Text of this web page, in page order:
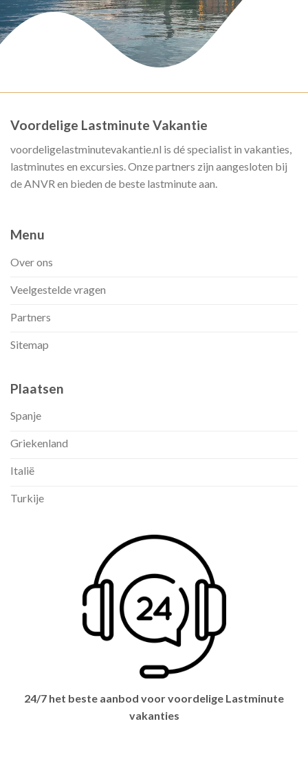
Voordelige Lastminute Vakantie
voordeligelastminutevakantie.nl is dé specialist in vakanties,
lastminutes en excursies. Onze partners zijn aangesloten bij
de ANVR en bieden de beste lastminute aan.
Menu
Over ons
Veelgestelde vragen
Partners
Sitemap
Plaatsen
Spanje
Griekenland
Italië
Turkije
24/7 het beste aanbod voor voordelige Lastminute
vakanties